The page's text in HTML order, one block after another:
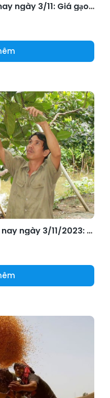
Giá lúa gạo hôm nay ngày 3/11: Giá gạo tiếp đà giảm, thương lái ngưng mua chờ giảm thêm
Giá mít Thái hôm nay ngày 3/11/2023: Phiên thứ 6 liên tiếp giữ mức giá cao